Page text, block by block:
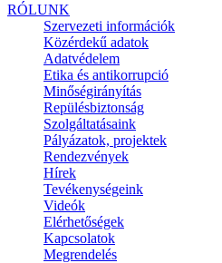
RÓLUNK
Szervezeti információk
Közérdekű adatok
Adatvédelem
Etika és antikorrupció
Minőségirányítás
Repülésbiztonság
Szolgáltatásaink
Pályázatok, projektek
Rendezvények
Hírek
Tevékenységeink
Videók
Elérhetőségek
Kapcsolatok
Megrendelés